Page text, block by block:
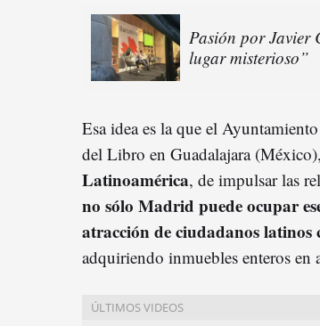
Pasión por Javier
lugar misterioso”
Esa idea es la que el
del Libro en Guadalajara
Latinoamérica, de impulsar las
no sólo Madrid puede ocupar
atracción de ciudadanos latinos
adquiriendo inmuebles enteros en